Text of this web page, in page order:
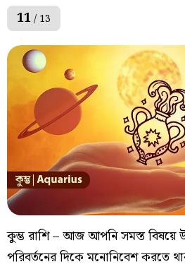
11/ 13
কুম্ভ রাশি – আজ আপনি সমস্ত বিষয়ে
পরিবর্তনের দিকে মনোনিবেশ করতে